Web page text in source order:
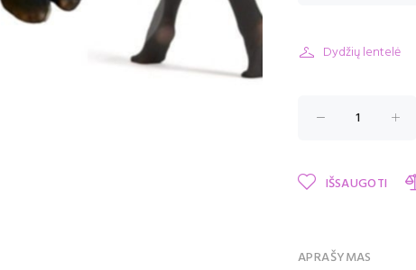
Dydžių lentelė
IŠSAUGOTI
APRAŠYMAS